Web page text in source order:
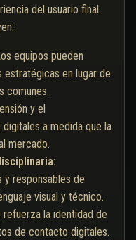
del usuario final.
equipos pueden
estratégicas en lugar de
comunes.
y el
a medida que la
mercado.
y responsables de
visual y técnico.
refuerza la identidad de
de contacto digitales.